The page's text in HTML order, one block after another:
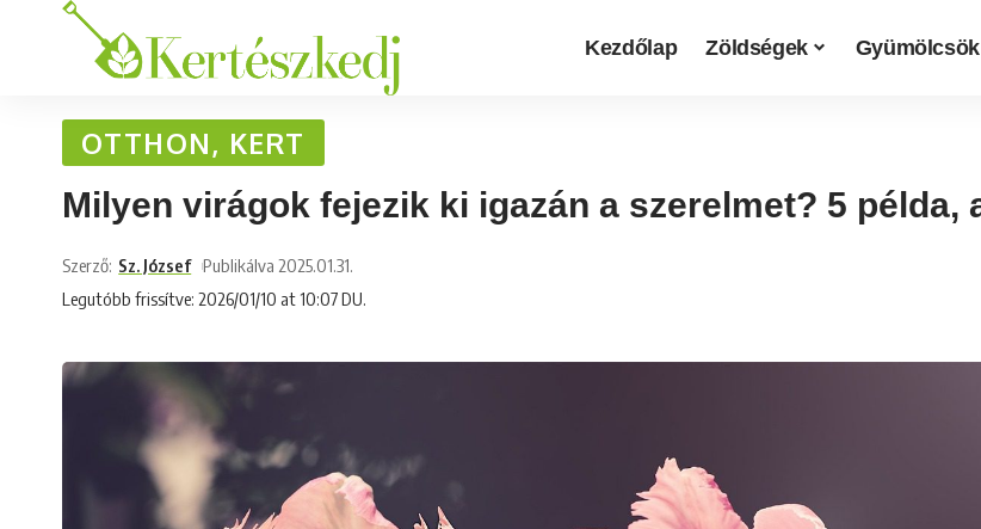
Kezdőlap Zöldségek Gyümölcsök
OTTHON, KERT
Milyen virágok fejezik ki igazán a szerelmet? 5
Legutóbb frissítve: 2026/01/10 at 10:07 DU.
Szerző: Sz. József Publikálva 2025.01.31.